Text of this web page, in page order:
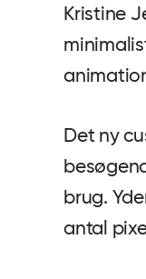
Kristine
Det ny
brug.
antal